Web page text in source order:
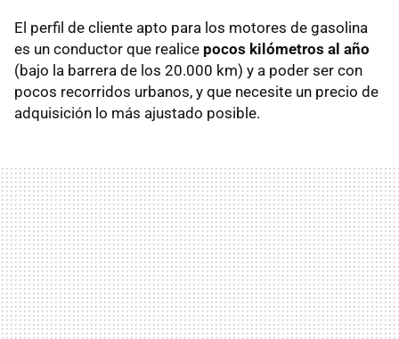
El perfil de cliente apto para los motores de gasolina
es un conductor que realice pocos kilómetros al año
(bajo la barrera de los 20.000 km) y a poder ser con
pocos recorridos urbanos, y que necesite un precio de
adquisición lo más ajustado posible.